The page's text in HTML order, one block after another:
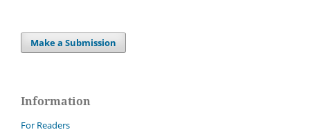
Make a Submission
Information
For Readers